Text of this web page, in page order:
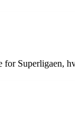
Superligaen,